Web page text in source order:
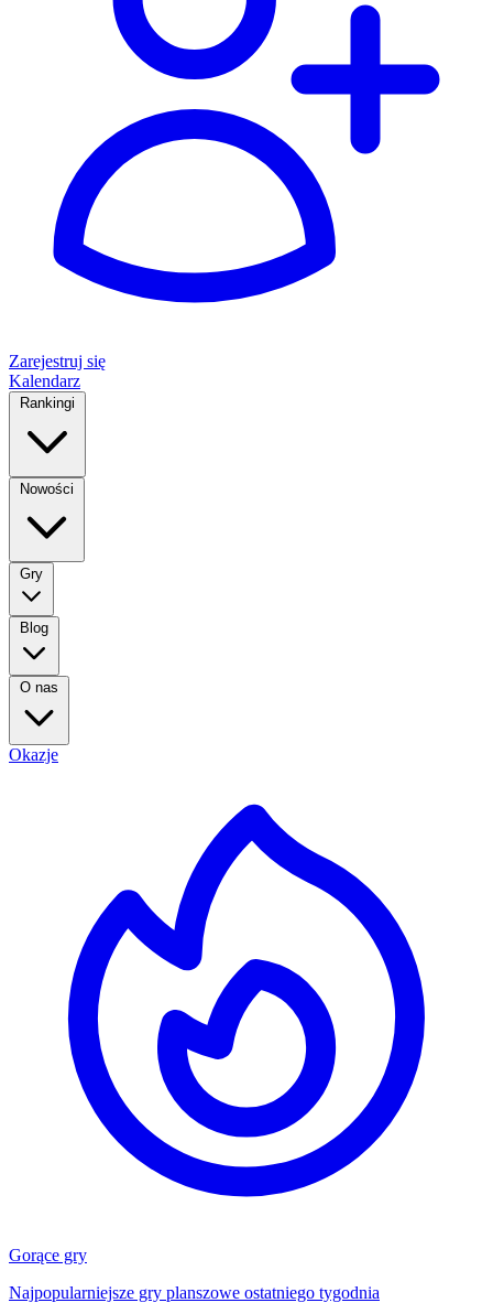
Zarejestruj się
Kalendarz
Rankingi
Nowości
Gry
Blog
O nas
Okazje
Gorące gry
Najpopularniejsze gry planszowe ostatniego tygodnia